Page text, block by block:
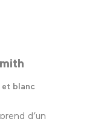
et blanc
d’un